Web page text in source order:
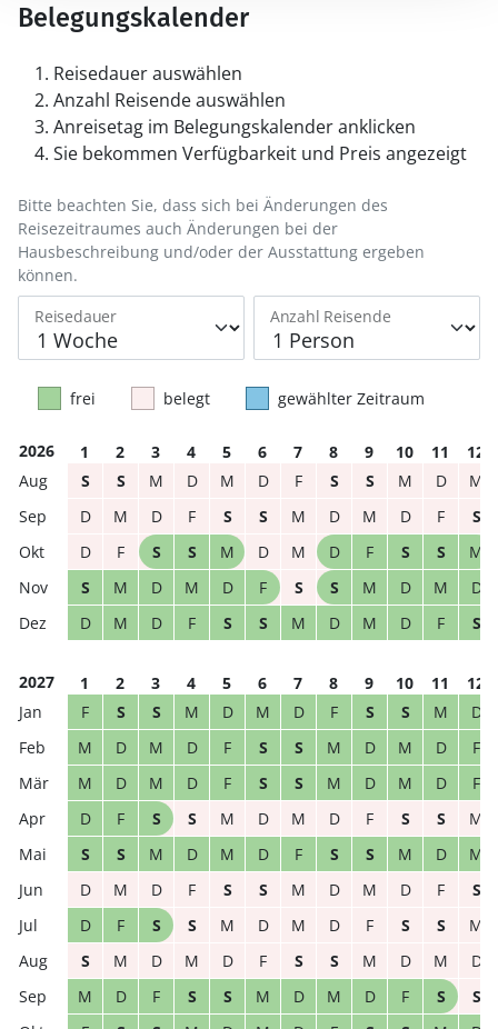
Belegungskalender
Reisedauer auswählen
Anzahl Reisende auswählen
Anreisetag im Belegungskalender anklicken
Sie bekommen Verfügbarkeit und Preis angezeigt
Reisedauer Anzahl Reisende
Bitte beachten Sie, dass sich bei Änderungen des
Reisezeitraumes auch Änderungen bei der
Hausbeschreibung und/oder der Ausstattung ergeben
können.
frei belegt gewählter Zeitraum
2026 1 2 3 4 5 6 7 8 9 10 11
12
S
S M D M D F S S M D
M
D
M D F S S M D M D F
S
D
F S S M D M D F S S
M
S
M D M D F S S M D M
D
D
M D F S S M D M D F S
2027 1 2 3 4 5 6 7 8 9 10 11
12
F
S S M D M D F S S M
D
M
D M D F S S M D M D
F
M
D M D F S S M D M D
F
D
F S S M D M D F S S
M
S
S M D M D F S S M D
M
D
M D F S S M D M D F
S
D
F S S M D M D F S S
M
S
M D M D F S S M D M
D
M
D F S S M D M D F S
S